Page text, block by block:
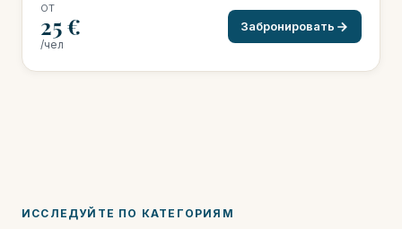
ОТ
25 €
/чел
Забронировать
ИССЛЕДУЙТЕ ПО КАТЕГОРИЯМ